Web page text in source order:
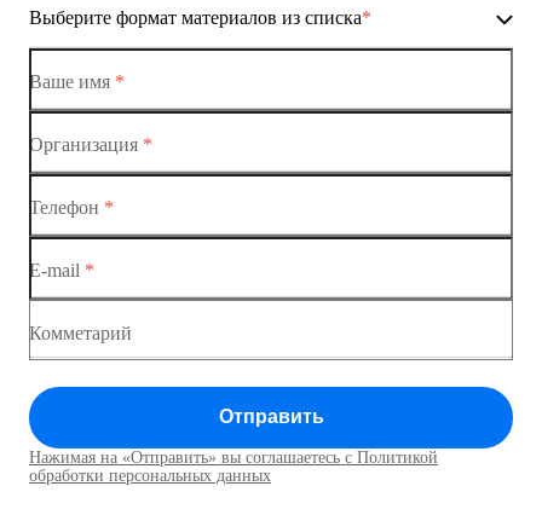
Коммутаторы доступа
Коммутатор доступа MES1428-03
Коммутатор доступа MES1428-04
Выберите формат материалов из списка*
Ethernet-коммутаторы
Коммутатор доступа MES1428
Коммутаторы доступа01
Ваше имя *
Организация *
Телефон *
E-mail *
Комметарий
Отправить
Нажимая на «Отправить» вы соглашаетесь с Политикой
обработки персональных данных